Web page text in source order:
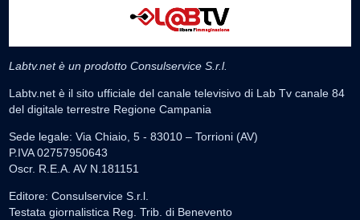
Labtv.net è un prodotto Consulservice S.r.l.
Labtv.net è il sito ufficiale del canale televisivo di Lab Tv canale 84
del digitale terrestre Regione Campania
Sede legale: Via Chiaio, 5 - 83010 – Torrioni (AV)
P.IVA 02757950643
Oscr. R.E.A. AV N.181151
Editore: Consulservice S.r.l.
Testata giornalistica Reg. Trib. di Benevento